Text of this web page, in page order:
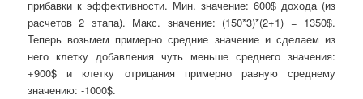
прибавки к эффективности. Мин. значение: 600$ дохода (из
расчетов 2 этапа). Макс. значение: (150*3)*(2+1) = 1350$.
Теперь возьмем примерно средние значение и сделаем из
него клетку добавления чуть меньше среднего значения:
+900$ и клетку отрицания примерно равную среднему
значению: -1000$.